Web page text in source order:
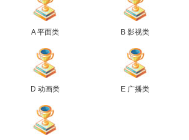
A 平面类 B 影视类
D 动画类 E 广播类